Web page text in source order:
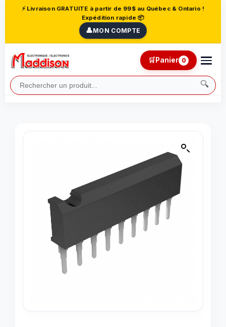
⚡ Livraison GRATUITE à partir de 99$ au Québec & Ontario !
Expédition rapide 📦
👤MON COMPTE
🔍
🛒Panier 0